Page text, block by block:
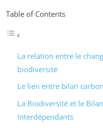
Table of Contents
La relation entre le
biodiversité
Le lien entre bilan
La Biodiversité et le
Interdépendants